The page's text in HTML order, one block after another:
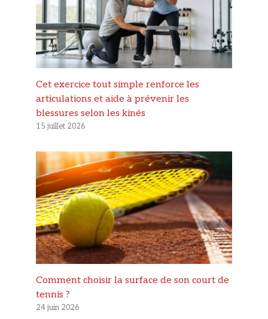
Cet exercice tout simple renforce les
articulations et aide à prévenir les
blessures selon les kinés
15 juillet 2026
Comment choisir la surface de son court de
tennis ?
24 juin 2026